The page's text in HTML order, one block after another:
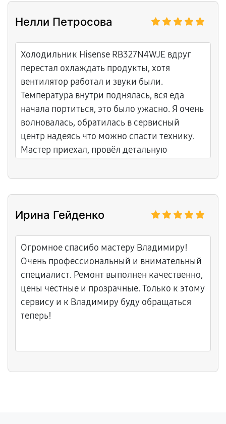
Буду теперь регулярно приносить сюда на
Нелли Петросова
Холодильник Hisense RB327N4WJE вдруг
перестал охлаждать продукты, хотя
вентилятор работал и звуки были.
Температура внутри поднялась, вся еда
начала портиться, это было ужасно. Я очень
волновалась, обратилась в сервисный
центр надеясь что можно спасти технику.
Мастер приехал, провёл детальную
система циркуляции холодного воздуха,
вентилятор на оригинальный, проверил всю
распределяется равномерно по обоим
камерам. Диагностика была бесплатной,
мастер честно сказал что нужно и не
предлагал ненужных услуг. Дали гарантию
на замену и работу. Теперь холодильник
работает отлично, продукты хранятся
Ирина Гейденко
Огромное спасибо мастеру Владимиру!
Очень профессиональный и внимательный
специалист. Ремонт выполнен качественно,
цены честные и прозрачные. Только к этому
сервису и к Владимиру буду обращаться
теперь!